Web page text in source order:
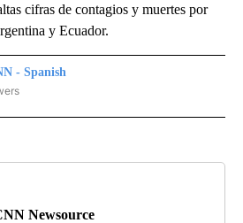
cifras de contagios y muertes por
y Ecuador.
- Spanish
- SPANISH" TO RECEIVE NOTIFICATIONS ABOUT
Newsource